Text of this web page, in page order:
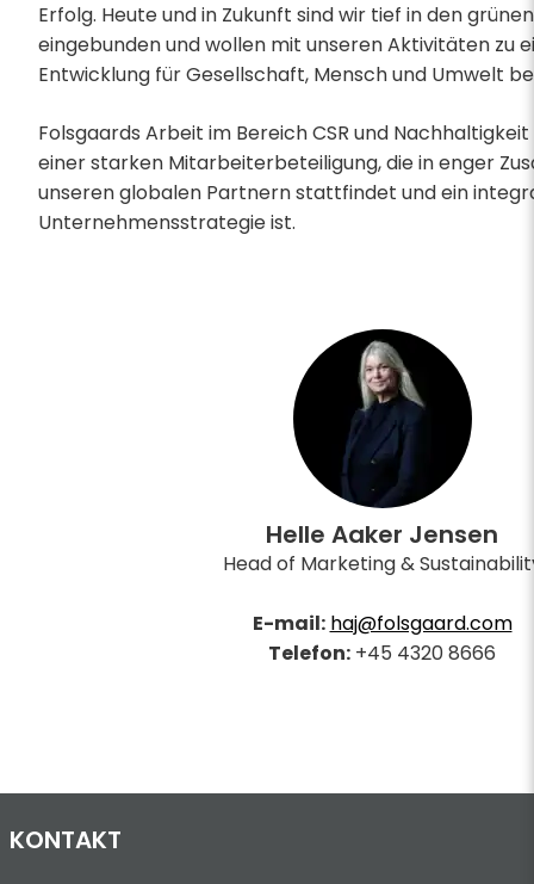
Erfolg. Heute und in Zukunft sind wir tief in den
eingebunden und wollen mit unseren Aktivitäten zu
Entwicklung für Gesellschaft, Mensch und Umwelt
Folsgaards Arbeit im Bereich CSR und
einer starken Mitarbeiterbeteiligung, die in enger
unseren globalen Partnern stattfindet und ein
Unternehmensstrategie ist.
Helle Aaker Jensen
Head of Marketing &
E-mail: haj@folsgaard.com
Telefon: +45 4320 8666
KONTAKT